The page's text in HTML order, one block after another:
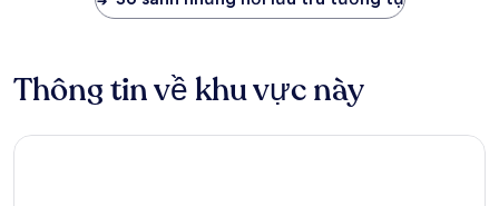
Thông tin về khu vực này